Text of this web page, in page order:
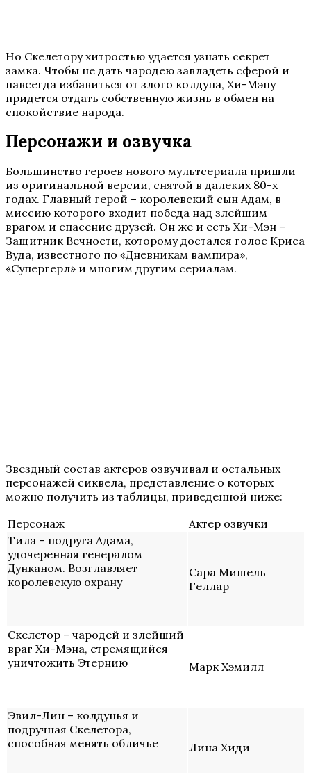
Но Скелетору хитростью удается узнать секрет
замка. Чтобы не дать чародею завладеть сферой и
навсегда избавиться от злого колдуна, Хи-Мэну
придется отдать собственную жизнь в обмен на
спокойствие народа.
Персонажи и озвучка
Большинство героев нового мультсериала пришли
из оригинальной версии, снятой в далеких 80-х
годах. Главный герой – королевский сын Адам, в
миссию которого входит победа над злейшим
врагом и спасение друзей. Он же и есть Хи-Мэн –
Защитник Вечности, которому достался голос Криса
Вуда, известного по «Дневникам вампира»,
«Супергерл» и многим другим сериалам.
Звездный состав актеров озвучивал и остальных
персонажей сиквела, представление о которых
можно получить из таблицы, приведенной ниже:
Персонаж
Актер озвучки
Тила – подруга Адама,
удочеренная генералом
Дунканом. Возглавляет
королевскую охрану
Сара Мишель
Геллар
Скелетор – чародей и злейший
враг Хи-Мэна, стремящийся
уничтожить Этернию
Марк Хэмилл
Эвил-Лин – колдунья и
подручная Скелетора,
способная менять обличье
Лина Хиди